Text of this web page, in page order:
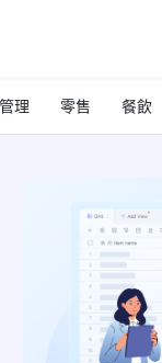
理 零售 餐飲